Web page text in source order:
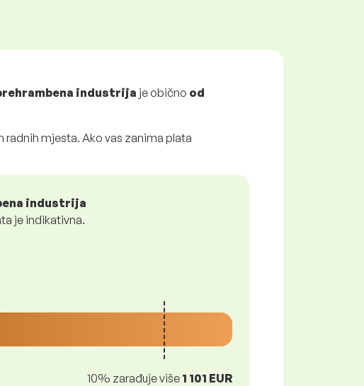
industrija je obično od
radnih mjesta. Ako vas zanima plata
industrija
je indikativna.
10% zarađuje više 1 101 EUR